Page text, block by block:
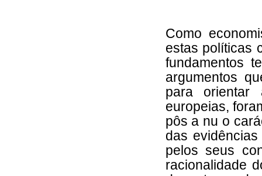
Como
estas políticas
fundamentos
argumentos
para orientar
europeias,
pôs a nu o
das
pelos seus
racionalidade